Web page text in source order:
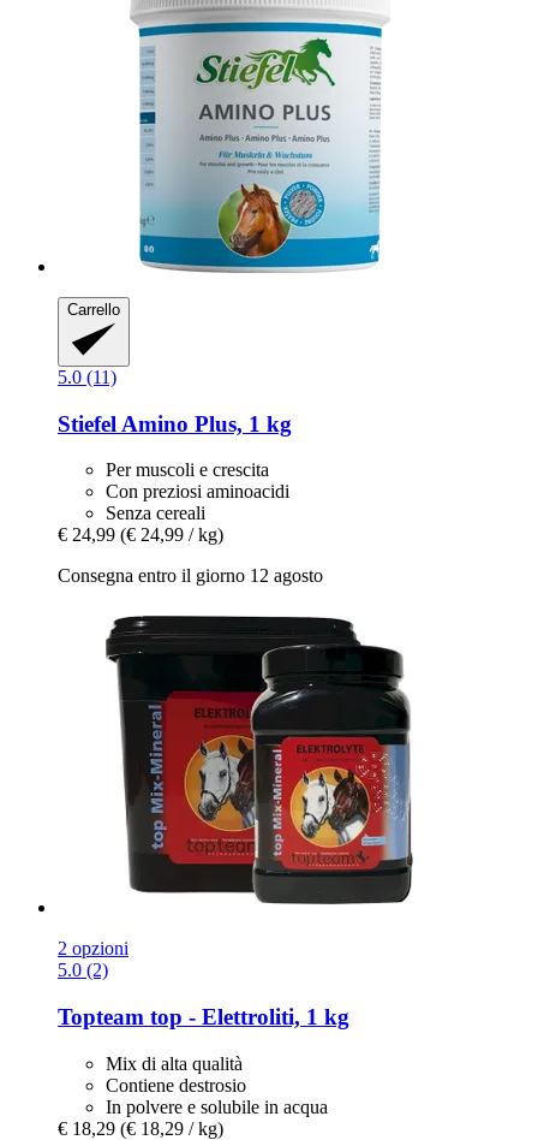
Carrello
5.0 (11)
Stiefel Amino Plus, 1 kg
Per muscoli e crescita
Con preziosi aminoacidi
Senza cereali
€ 24,99 (€ 24,99 / kg)
Consegna entro il giorno 12 agosto
2 opzioni
5.0 (2)
Topteam top -​ Elettroliti, 1 kg
Mix di alta qualità
Contiene destrosio
In polvere e solubile in acqua
€ 18,29 (€ 18,29 / kg)